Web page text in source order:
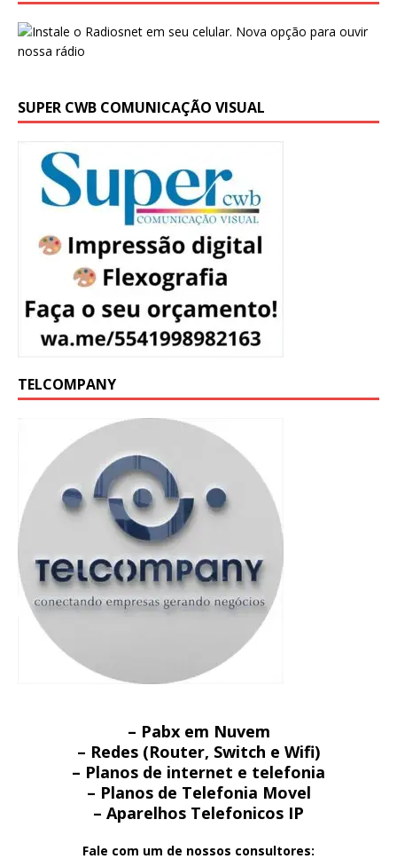
SUPER CWB COMUNICAÇÃO VISUAL
TELCOMPANY
– Pabx em Nuvem
– Redes (Router, Switch e Wifi)
– Planos de internet e telefonia
– Planos de Telefonia Movel
– Aparelhos Telefonicos IP
Fale com um de nossos consultores: